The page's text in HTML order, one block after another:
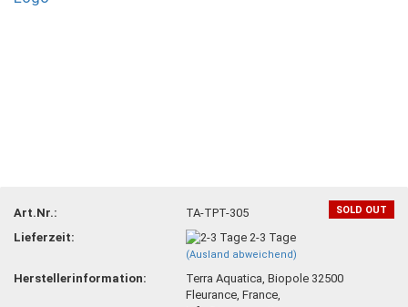
SOLD OUT
Art.Nr.:
TA-TPT-305
Lieferzeit:
2-3 Tage
(Ausland abweichend)
Herstellerinformation:
Terra Aquatica, Biopole 32500
Fleurance, France,